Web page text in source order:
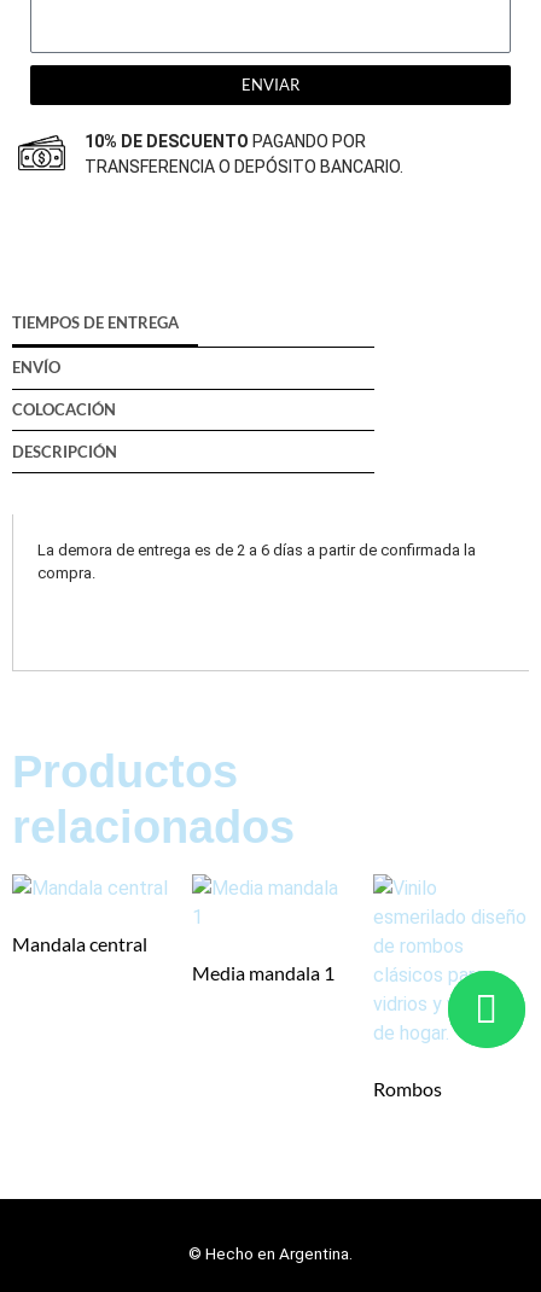
ENVIAR
10% DE DESCUENTO PAGANDO POR
TRANSFERENCIA O DEPÓSITO BANCARIO.
TIEMPOS DE ENTREGA
ENVÍO
COLOCACIÓN
DESCRIPCIÓN
La demora de entrega es de 2 a 6 días a partir de confirmada la
compra.
Productos
relacionados
Mandala central
Media mandala 1
Rombos
© Hecho en Argentina.